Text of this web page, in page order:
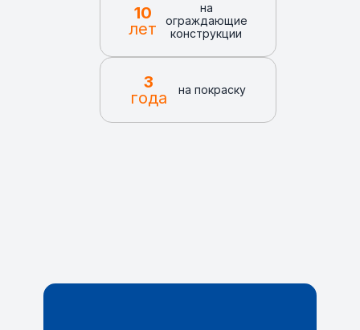
10
лет
на
ограждающие
конструкции
3
года
на покраску